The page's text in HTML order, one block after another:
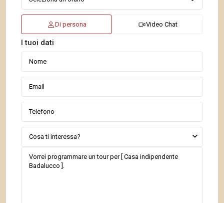
Di persona Video Chat
I tuoi dati
Cosa ti interessa?